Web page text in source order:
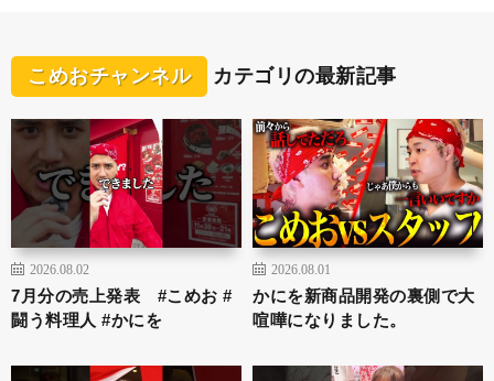
こめおチャンネル カテゴリの最新記事
2026.08.02
7月分の売上発表 #こめお #
闘う料理人 #かにを
2026.08.01
かにを新商品開発の裏側で大
喧嘩になりました。